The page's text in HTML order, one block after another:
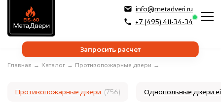
info@metadveri.ru
+7 (495) 411-34-34
Запросить расчет
Главная → Каталог → Противопожарные двери →
Противопожарные двери (756) Однопольные двери